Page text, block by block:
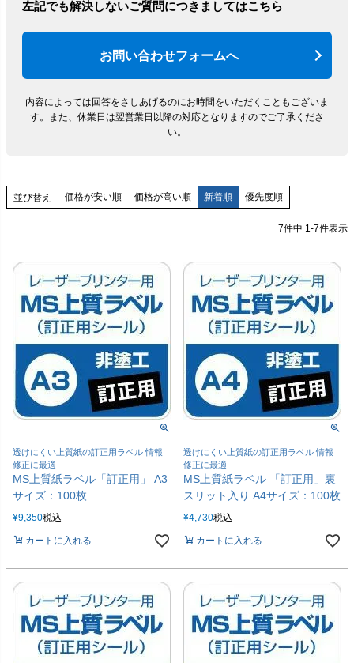
左記でも解決しないご質問につきましてはこちら
お問い合わせフォームへ
内容によっては回答をさしあげるのにお時間をいただくこともございま
す。
また、休業日は翌営業日以降の対応となりますのでご了承くださ
い。
並び替え 価格が安い順 価格が高い順 新着順 優先度順
7件中 1-7件表示
透けにくい上質紙の訂正用ラベル 情報
修正に最適
MS上質紙ラベル「訂正用」 A3
サイズ：100枚
¥9,350税込
カートに入れる
透けにくい上質紙の訂正用ラベル 情報
修正に最適
MS上質紙ラベル 「訂正用」裏
スリット入り A4サイズ：100枚
¥4,730税込
カートに入れる